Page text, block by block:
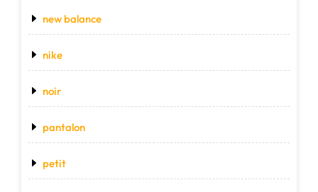
new balance
nike
noir
pantalon
petit